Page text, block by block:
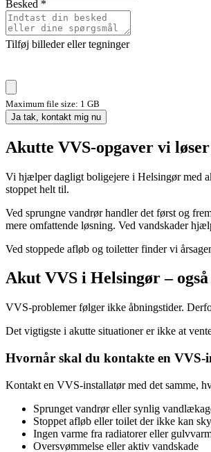
Besked *
Tilføj billeder eller tegninger
Maximum file size: 1 GB
Ja tak, kontakt mig nu
Akutte VVS-opgaver vi
Vi hjælper dagligt boligejere i Helsingør med
stoppet helt til.
Ved sprungne vandrør handler det først og
mere omfattende løsning. Ved vandskader
Ved stoppede afløb og toiletter finder vi
Akut VVS i Helsingør –
VVS-problemer følger ikke åbningstider.
Det vigtigste i akutte situationer er ikke at
Hvornår skal du kontakte en VVS-
Kontakt en VVS-installatør med det samme,
Sprunget vandrør eller synlig
Stoppet afløb eller toilet der ikke kan
Ingen varme fra radiatorer eller
Oversvømmelse eller aktiv vandskade